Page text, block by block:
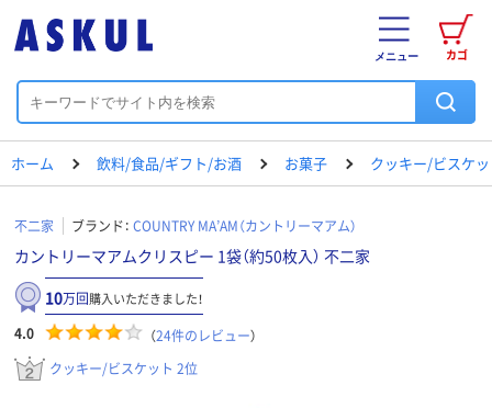
カゴ
メニュー
ホーム 飲料/食品/ギフト/お酒 お菓子 クッキー/ビスケ
不二家 ブランド： COUNTRY MA’AM（カントリーマアム）
カントリーマアムクリスピー 1袋（約50枚入） 不二家
10万回購入いただきました！
4.0 （24件のレビュー）
クッキー/ビスケット 2位